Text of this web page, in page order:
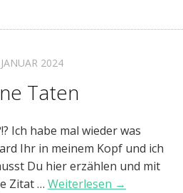
2024
Taten
Ich habe mal wieder was
Ihr in meinem Kopf und ich
Du hier erzählen und mit
Zitat … Weiterlesen →